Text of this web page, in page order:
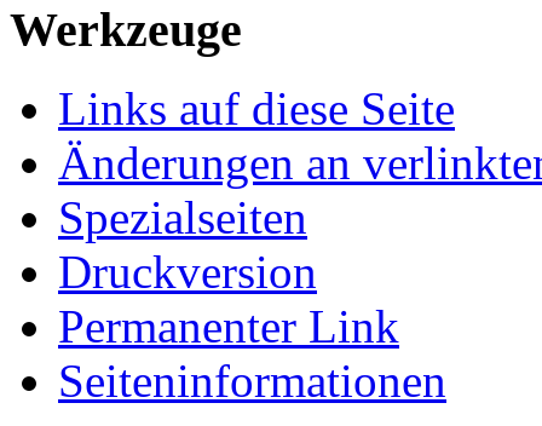
Werkzeuge
Links auf diese Seite
Änderungen an
Spezialseiten
Druckversion
Permanenter Link
Seiten­informationen